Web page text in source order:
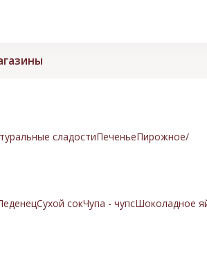
сладостиПеченьеПирожное/
Сухой сокЧупа - чупсШоколадное